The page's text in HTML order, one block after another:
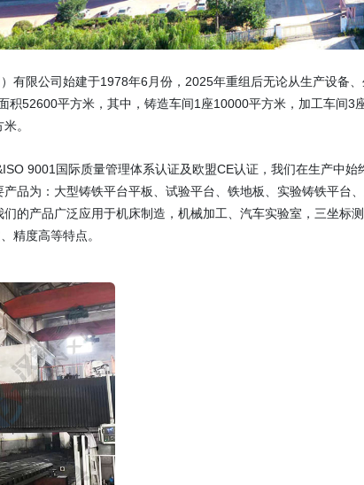
有限公司始建于1978年6月份，2025年重组后无论从生产设备
积52600平方米，其中，铸造车间1座10000平方米，加工车
。
9001国际质量管理体系认证及欧盟CE认证，我们在生产中
品为：大型铸铁平台平板、试验平台、铁地板、实验铸铁平台
的产品广泛应用于机床制造，机械加工、汽车实验室，三坐标
精度高等特点。